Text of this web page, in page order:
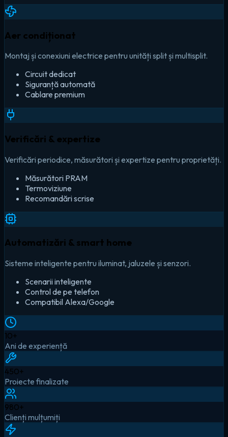
Aer condiționat
Montaj și conexiuni electrice pentru unități split și multisplit.
Circuit dedicat
Siguranță automată
Cablare premium
Verificări & expertize
Verificări periodice, măsurători și expertize pentru proprietăți.
Măsurători PRAM
Termoviziune
Recomandări scrise
Automatizări & smart home
Sisteme inteligente pentru iluminat, jaluzele și senzori.
Scenarii inteligente
Control de pe telefon
Compatibil Alexa/Google
10+
Ani de experiență
450+
Proiecte finalizate
980+
Clienți mulțumiți